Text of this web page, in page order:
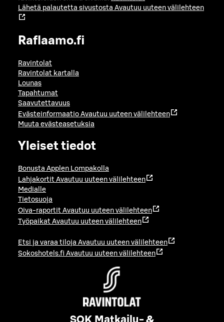
Lähetä palautetta sivustosta Avautuu uuteen välilehteen
Raflaamo.fi
Ravintolat
Ravintolat kartalla
Lounas
Tapahtumat
Saavutettavuus
Evästeinformaatio Avautuu uuteen välilehteen
Muuta evästeasetuksia
Yleiset tiedot
Bonusta Applen Lompakolla
Lahjakortit Avautuu uuteen välilehteen
Medialle
Tietosuoja
Oiva-raportit Avautuu uuteen välilehteen
Työpaikat Avautuu uuteen välilehteen
Etsi ja varaa tiloja Avautuu uuteen välilehteen
Sokoshotels.fi Avautuu uuteen välilehteen
SOK Matkailu- &